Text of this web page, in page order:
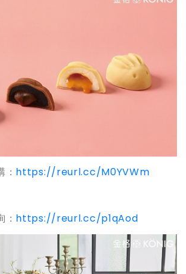
https://reurl.cc/M0YVWm
https://reurl.cc/p1qAod